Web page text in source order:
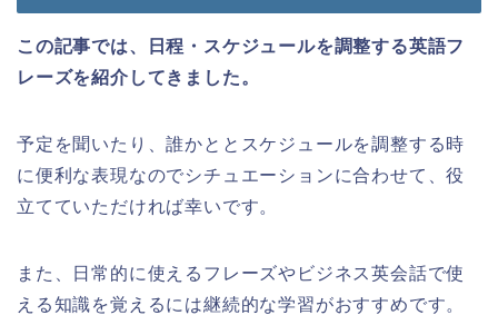
この記事では、日程・スケジュールを調整する英語フ
レーズを紹介してきました。
予定を聞いたり、誰かととスケジュールを調整する時
に便利な表現なのでシチュエーションに合わせて、役
立てていただければ幸いです。
また、日常的に使えるフレーズやビジネス英会話で使
える知識を覚えるには継続的な学習がおすすめです。